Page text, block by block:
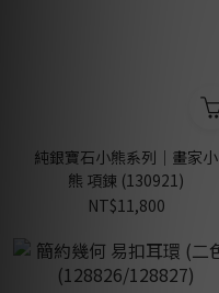
純銀寶石小熊系列｜畫家小
熊 項鍊 (130921)
NT$11,800